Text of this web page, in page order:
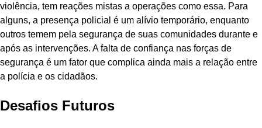
violência, tem reações mistas a operações como essa. Para
alguns, a presença policial é um alívio temporário, enquanto
outros temem pela segurança de suas comunidades durante e
após as intervenções. A falta de confiança nas forças de
segurança é um fator que complica ainda mais a relação entre
a polícia e os cidadãos.
Desafios Futuros